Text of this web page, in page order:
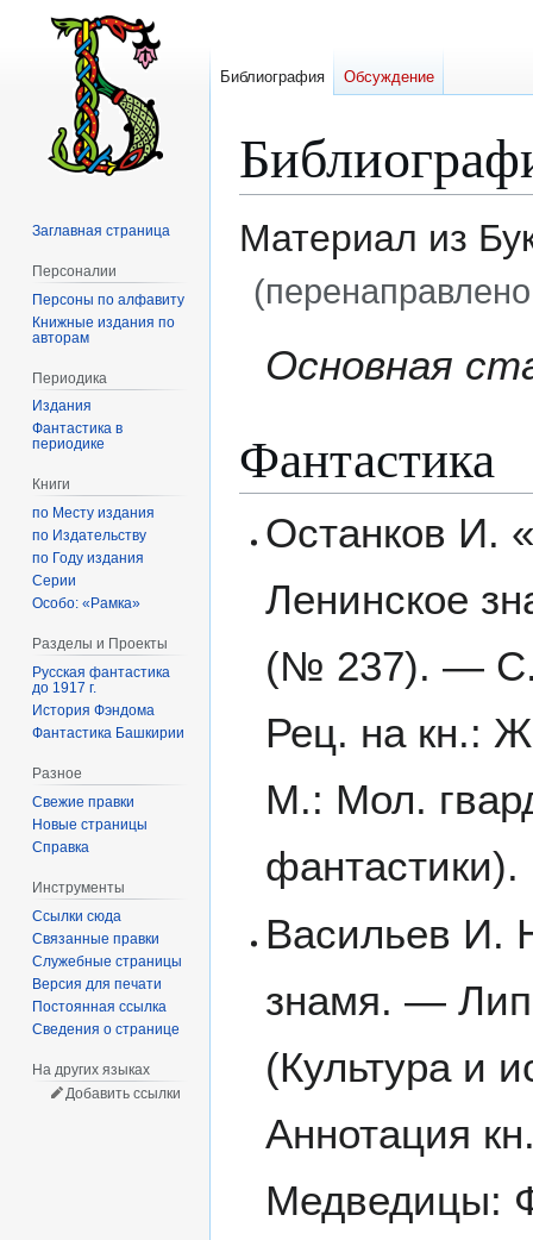
Материал из
Основная
Фантастика
Останков И.
Ленинское
(№ 237). —
Рец. на кн.:
М.: Мол.
фантастики).
Васильев И.
знамя. —
(Культура и
Аннотация
Медведицы:
Библиография Обсуждение
Заглавная страница
Персоналии
Персоны по алфавиту
Книжные издания по
авторам
Периодика
Издания
Фантастика в
периодике
Книги
по Месту издания
по Издательству
по Году издания
Серии
Особо: «Рамка»
Разделы и Проекты
Русская фантастика
до 1917 г.
История Фэндома
Фантастика Башкирии
Разное
Свежие правки
Новые страницы
Справка
Инструменты
Ссылки сюда
Связанные правки
Служебные страницы
Версия для печати
Постоянная ссылка
Сведения о странице
На других языках
Добавить ссылки